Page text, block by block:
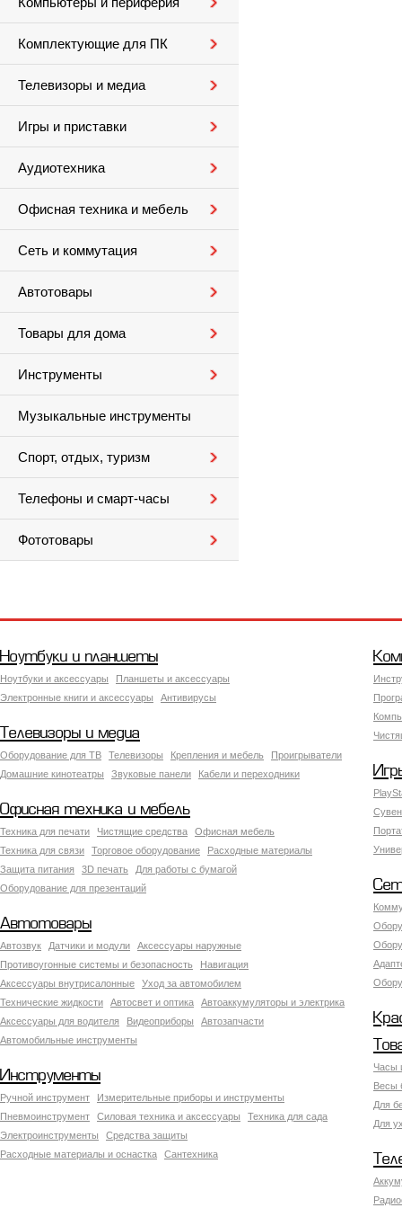
Комплектующие для ПК
Телевизоры и медиа
Игры и приставки
Аудиотехника
Офисная техника и мебель
Сеть и коммутация
Автотовары
Товары для дома
Инструменты
Музыкальные инструменты
Спорт, отдых, туризм
Телефоны и смарт-часы
Фототовары
Ноутбуки и планшеты
Ноутбуки и аксессуары
Планшеты и аксессуары
Электронные книги и аксессуары
Антивирусы
Телевизоры и медиа
Оборудование для ТВ Телевизоры Крепления и мебель
Проигрыватели
Домашние кинотеатры
Звуковые панели Кабели и переходники
Офисная техника и мебель
Техника для печати Чистящие средства
Офисная мебель
Техника для связи
Торговое оборудование
Расходные материалы
Защита питания
3D печать
Для работы с бумагой
Оборудование для презентаций
Автотовары
Автозвук Датчики и модули
Аксессуары наружные
Противоугонные системы и безопасность
Навигация
Аксесcуары внутрисалонные
Уход за автомобилем
Технические жидкости
Автосвет и оптика
Автоаккумуляторы и электрика
Аксессуары для водителя
Видеоприборы
Автозапчасти
Автомобильные инструменты
Часы
Весы
Для
Для
Инструменты
Ручной инструмент
Измерительные приборы и инструменты
Пневмоинструмент
Силовая техника и аксессуары
Техника для сада
Электроинструменты
Средства защиты
Расходные материалы и оснастка
Сантехника